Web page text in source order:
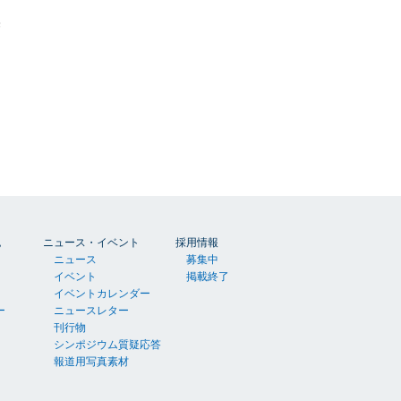
ニュース・イベント
ニュース
イベント
イベントカレンダー
ニュースレター
刊行物
シンポジウム質疑応答
報道用写真素材
採用情報
募集中
掲載終了